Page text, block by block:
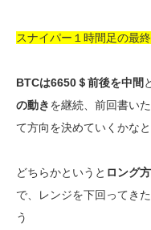
スナイパー１時間足の最
BTCは6650＄前後を中間
の動きを継続、前回書い
て方向を決めていくかな
どちらかというと ロング
で、レンジを下回ってき
う